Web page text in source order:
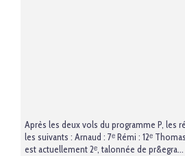
Après les deux vols du programme P, les
les suivants : Arnaud : 7ᵉ Rémi : 12ᵉ
est actuellement 2ᵉ, talonnée de pr&egra...